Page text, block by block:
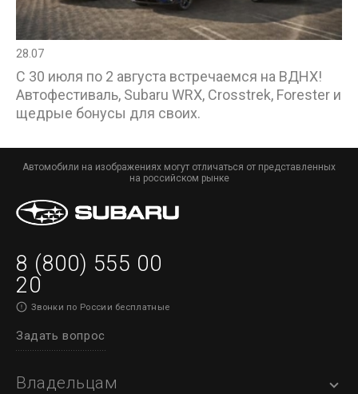
28.07
С 30 июля по 2 августа встречаемся на ВДНХ!
Автофестиваль, Subaru WRX, Crosstrek, Forester и
щедрые бонусы для своих.
Автомобили на изображениях могут отличаться от представленных
на российском рынке
8 (800) 555 00
20
Звонки по России бесплатные
Задать вопрос
Владельцам